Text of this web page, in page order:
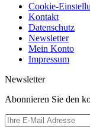
Cookie-
Kontakt
Datenschutz
Newsletter
Mein Konto
Impressum
Newsletter
Abonnieren Sie den